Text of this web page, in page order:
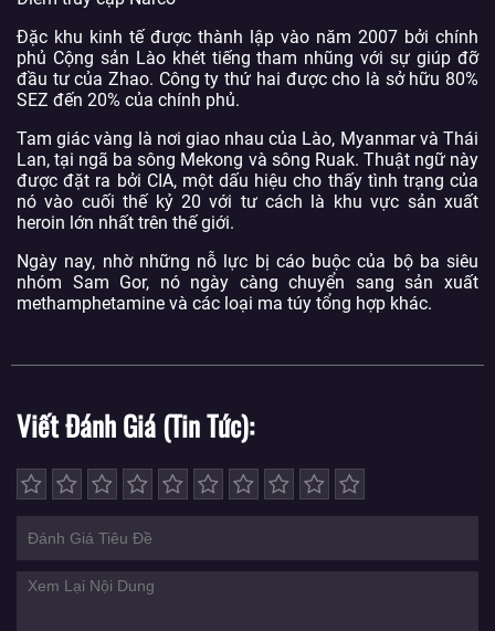
Đặc khu kinh tế được thành lập vào năm 2007 bởi chính
phủ Cộng sản Lào khét tiếng tham nhũng với sự giúp đỡ
đầu tư của Zhao. Công ty thứ hai được cho là sở hữu 80%
SEZ đến 20% của chính phủ.
Tam giác vàng là nơi giao nhau của Lào, Myanmar và Thái
Lan, tại ngã ba sông Mekong và sông Ruak. Thuật ngữ này
được đặt ra bởi CIA, một dấu hiệu cho thấy tình trạng của
nó vào cuối thế kỷ 20 với tư cách là khu vực sản xuất
heroin lớn nhất trên thế giới.
Ngày nay, nhờ những nỗ lực bị cáo buộc của bộ ba siêu
nhóm Sam Gor, nó ngày càng chuyển sang sản xuất
methamphetamine và các loại ma túy tổng hợp khác.
Viết Đánh Giá (Tin Tức)